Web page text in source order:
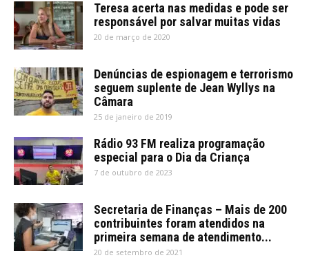
Teresa acerta nas medidas e pode ser
responsável por salvar muitas vidas
20 de março de 2020
Denúncias de espionagem e terrorismo
seguem suplente de Jean Wyllys na
Câmara
25 de janeiro de 2019
Rádio 93 FM realiza programação
especial para o Dia da Criança
7 de outubro de 2023
Secretaria de Finanças – Mais de 200
contribuintes foram atendidos na
primeira semana de atendimento...
20 de setembro de 2021